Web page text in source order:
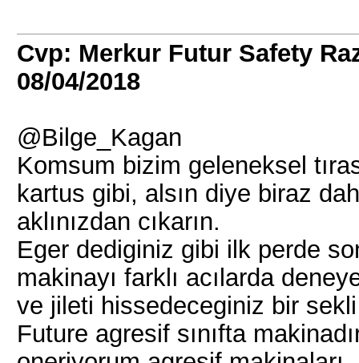
Cvp: Merkur Futur Safety
08/04/2018
@Bilge_Kagan
Komsum bizim geleneksel
kartus gibi, alsın diye biraz
aklınızdan cıkarın.
Eger dediginiz gibi ilk perde
makinayı farklı acılarda
ve jileti hissedeceginiz bir sekli
Future agresif sınıfta